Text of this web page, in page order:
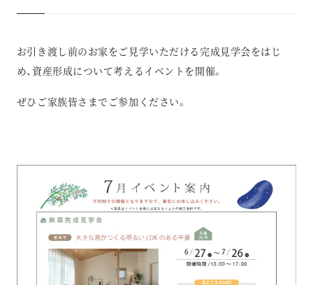
お引き渡し前のお家をご見学いただける完成見学会をはじ
め、資産形成について考えるイベントを開催。
ぜひご家族皆さまでご参加ください。